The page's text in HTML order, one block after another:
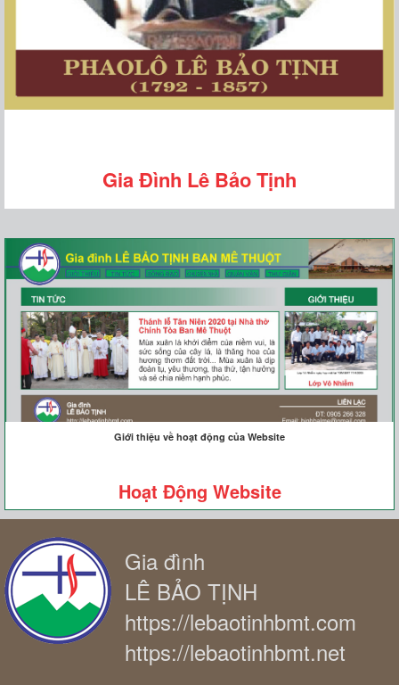
Gia Đình Lê Bảo Tịnh
Giới thiệu về hoạt động của Website
Hoạt Động Website
Gia đình
LÊ BẢO TỊNH
https://lebaotinhbmt.com
https://lebaotinhbmt.net